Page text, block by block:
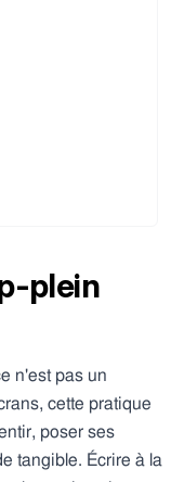
plein
n'est pas un
cette pratique
poser ses
tangible. Écrire à la